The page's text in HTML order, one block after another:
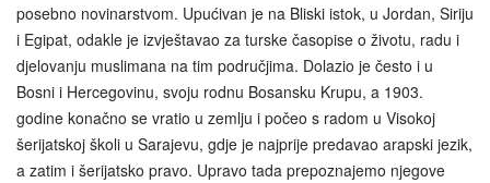
posebno novinarstvom. Upućivan je na Bliski istok, u Jordan, Siriju
i Egipat, odakle je izvještavao za turske časopise o životu, radu i
djelovanju muslimana na tim područjima. Dolazio je često i u
Bosni i Hercegovinu, svoju rodnu Bosansku Krupu, a 1903.
godine konačno se vratio u zemlju i počeo s radom u Visokoj
šerijatskoj školi u Sarajevu, gdje je najprije predavao arapski jezik,
a zatim i šerijatsko pravo. Upravo tada prepoznajemo njegove